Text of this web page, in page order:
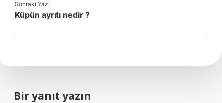
Sonraki Yazı
Küpün ayrıtı nedir ?
Bir yanıt yazın